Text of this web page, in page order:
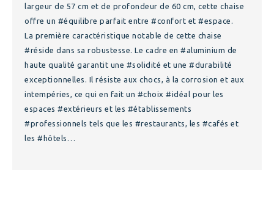
largeur de 57 cm et de profondeur de 60 cm, cette chaise
offre un #équilibre parfait entre #confort et #espace.
La première caractéristique notable de cette chaise
#réside dans sa robustesse. Le cadre en #aluminium de
haute qualité garantit une #solidité et une #durabilité
exceptionnelles. Il résiste aux chocs, à la corrosion et aux
intempéries, ce qui en fait un #choix #idéal pour les
espaces #extérieurs et les #établissements
#professionnels tels que les #restaurants, les #cafés et
les #hôtels…